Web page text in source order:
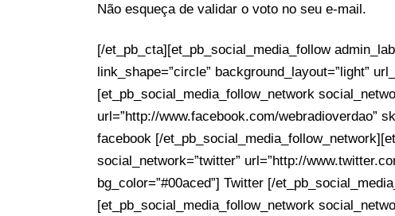
Não esqueça de validar o voto no seu e-mail.
[/et_pb_cta][et_pb_social_media_follow
link_shape=”circle” background_layout=”light”
[et_pb_social_media_follow_network
url=”http://www.facebook.com/webradioverdao”
facebook [/
social_network=”twitter” url=”http://
bg_color=”#00aced”] Twitter [/
[et_pb_social_media_follow_network